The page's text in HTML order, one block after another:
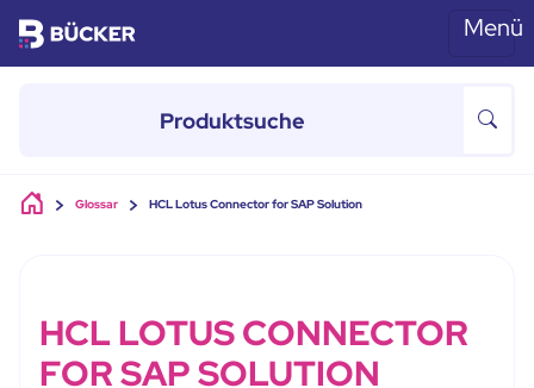
Skip to main content Menü
Glossar HCL Lotus Connector for SAP Solution
HCL LOTUS CONNECTOR
FOR SAP SOLUTION